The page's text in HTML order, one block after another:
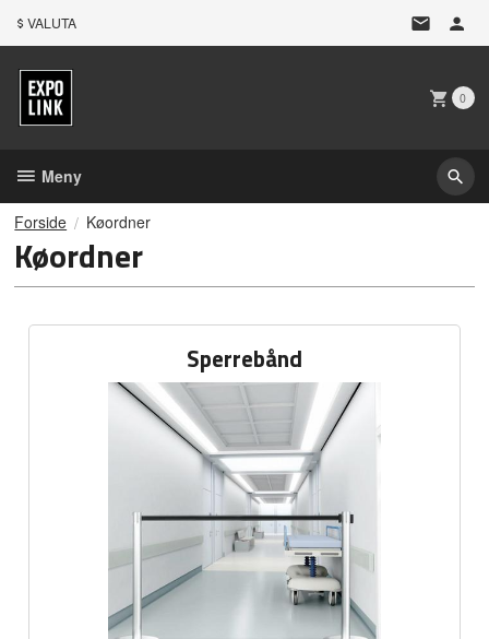
VALUTA
0
Meny
Forside Køordner
Køordner
Sperrebånd